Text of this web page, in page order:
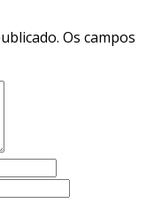
Os campos